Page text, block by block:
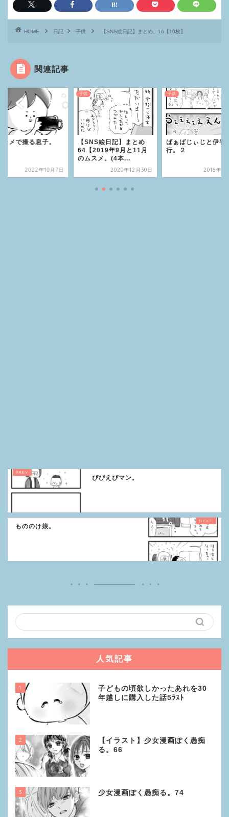
HOME 日記 子供 【SNS絵日記】まとめ。16【10枚】
関連記事
カメで撮る息子。
2022年10月7日
子供
【SNS絵日記】まとめ
64【2019年9月と11月
のムスメ。(4本...
2020年12月30日
子供
ばぁばじぃじと伊香
行。２
2016年3
ぴぴえぴマン。
もののけ娘。
人気記事
1
子どもの頃欲しかったあれを30
年越しに購入した話5ﾗｽﾄ
2
【イラスト】少女漫画ぽく愚痴
る。66
3 少女漫画ぽく愚痴る。74